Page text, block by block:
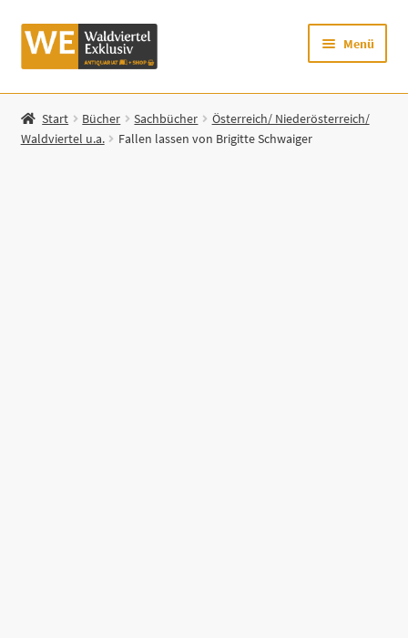
Zur
Navigation
Zum
Inhalt
Menü
Startseite
Shop
Start Bücher Sachbücher
Österreich/ Niederösterreich/
Waldviertel u.a.
Fallen lassen von Brigitte Schwaiger